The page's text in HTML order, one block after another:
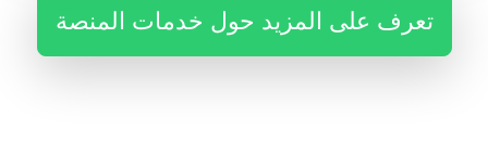
تعرف على المزيد حول خدمات المنصة